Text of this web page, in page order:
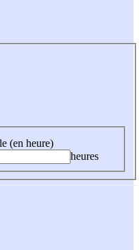
(en heure)
heures